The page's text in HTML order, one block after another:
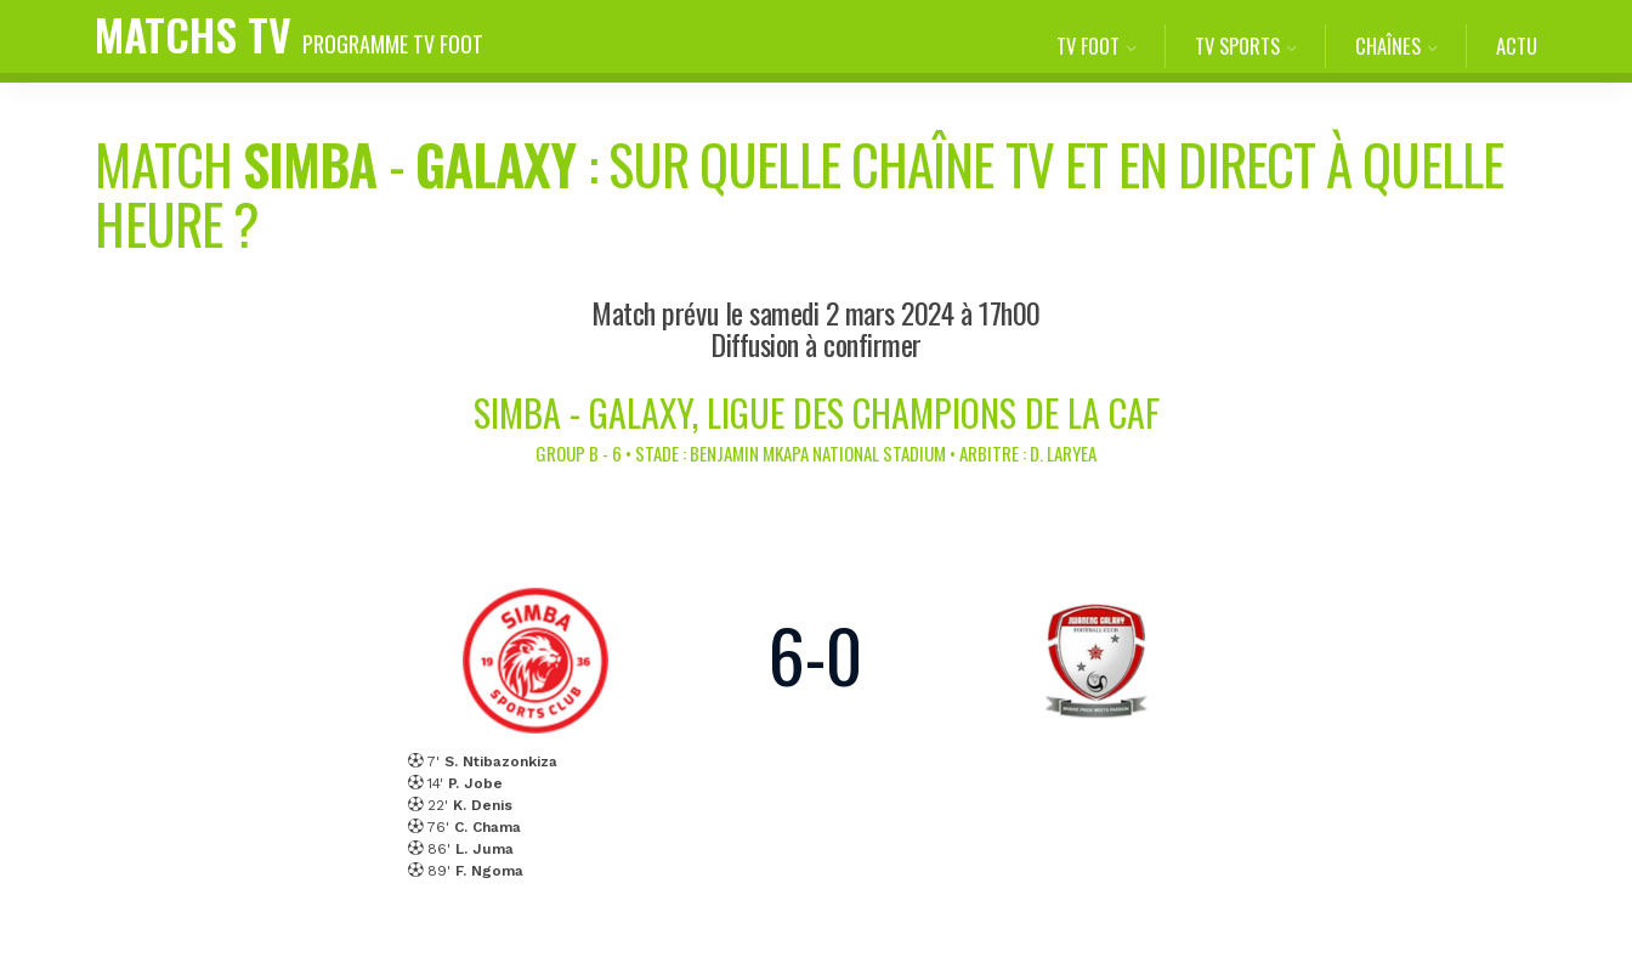
MATCHS TV PROGRAMME TV FOOT TV FOOT TV SPORTS CHAÎNES ACTU
MATCHSIMBA-GALAXY: SUR QUELLE CHAÎNE TV ET EN DIRECT À QUELLE
HEURE ?
Match prévu le samedi 2 mars 2024 à 17h00
Diffusion à confirmer
SIMBA - GALAXY, LIGUE DES CHAMPIONS DE LA CAF
GROUP B - 6 • STADE : BENJAMIN MKAPA NATIONAL STADIUM • ARBITRE : D. LARYEA
7' S. Ntibazonkiza
14' P. Jobe
22' K. Denis
76' C. Chama
86' L. Juma
89' F. Ngoma
6-0